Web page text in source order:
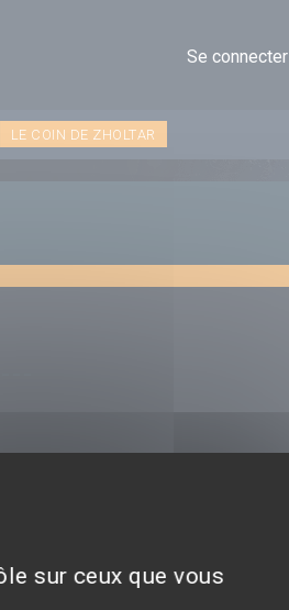
Se connecter
LE COIN DE ZHOLTAR
sur ceux que vous